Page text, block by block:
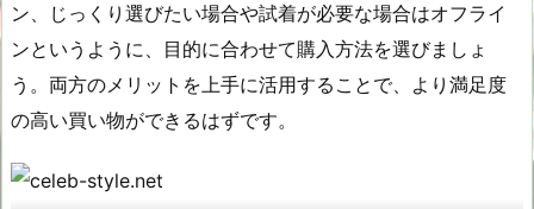
ン、じっくり選びたい場合や試着が必要な場合はオフライ
ンというように、目的に合わせて購入方法を選びましょ
う。両方のメリットを上手に活用することで、より満足度
の高い買い物ができるはずです。